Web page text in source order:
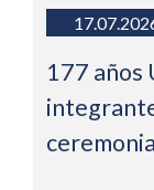
177 años